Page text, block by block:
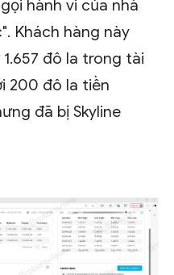
hành vi của nhà
Khách hàng này
đô la trong tài
200 đô la tiền
đã bị Skyline